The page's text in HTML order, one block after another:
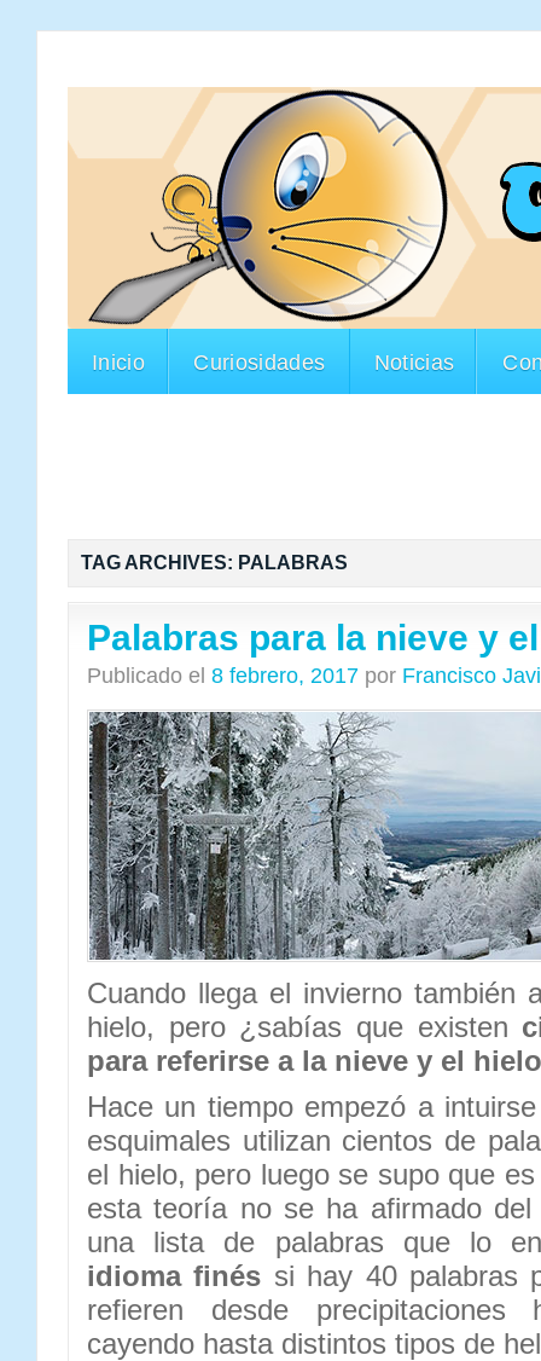
Inicio Curiosidades Noticias
TAG ARCHIVES: PALABRAS
Palabras para la nieve y
Publicado el 8 febrero, 2017 por Francisco
Cuando llega el invierno también
hielo, pero ¿sabías que existen
para referirse a la nieve y el hielo
Hace un tiempo empezó a
esquimales utilizan cientos de
el hielo, pero luego se supo que
esta teoría no se ha afirmado
una lista de palabras que lo
idioma finés si hay 40 palabras
refieren desde precipitaciones
cayendo hasta distintos tipos de